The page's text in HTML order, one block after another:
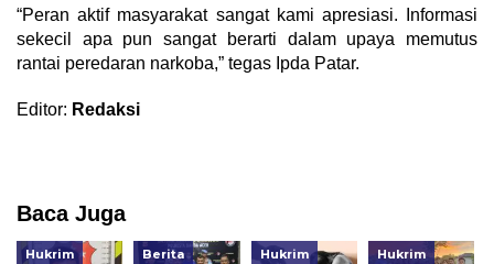
“Peran aktif masyarakat sangat kami apresiasi. Informasi
sekecil apa pun sangat berarti dalam upaya memutus
rantai peredaran narkoba,” tegas Ipda Patar.
Editor: Redaksi
Baca Juga
Hukrim Berita Hukrim Hukrim